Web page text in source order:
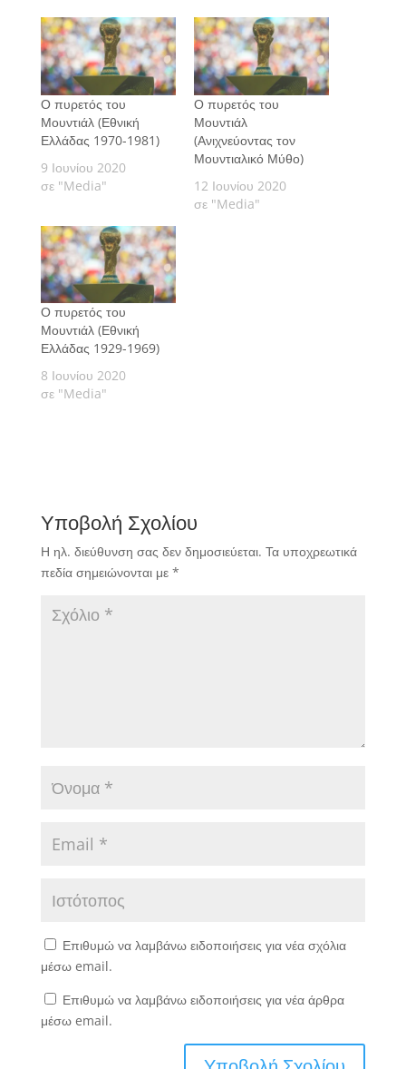
Ο πυρετός του
Μουντιάλ (Εθνική
Ελλάδας 1970-1981)
9 Ιουνίου 2020
σε "Media"
Ο πυρετός του
Μουντιάλ
(Ανιχνεύοντας τον
Μουντιαλικό Μύθο)
12 Ιουνίου 2020
σε "Media"
Ο πυρετός του
Μουντιάλ (Εθνική
Ελλάδας 1929-1969)
8 Ιουνίου 2020
σε "Media"
Υποβολή Σχολίου
Η ηλ. διεύθυνση σας δεν δημοσιεύεται. Τα υποχρεωτικά
πεδία σημειώνονται με *
Επιθυμώ να λαμβάνω ειδοποιήσεις για νέα σχόλια
μέσω email.
Επιθυμώ να λαμβάνω ειδοποιήσεις για νέα άρθρα
μέσω email.